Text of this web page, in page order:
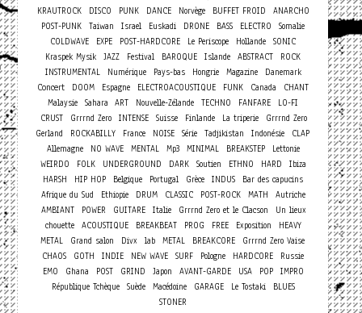
KRAUTROCK
DISCO PUNK DANCE Norvège BUFFET FROID
ANARCHO
POST-PUNK Taiwan Israel Euskadi DRONE BASS ELECTRO
Somalie
COLDWAVE
EXPE POST-HARDCORE Le Periscope Hollande SONIC
Kraspek Mysik JAZZ Festival BAROQUE Islande ABSTRACT
ROCK
INSTRUMENTAL
Numérique Pays-bas Hongrie Magazine Danemark
Concert DOOM Espagne ELECTROACOUSTIQUE FUNK Canada
CHANT
Malaysie Sahara ART Nouvelle-Zélande TECHNO FANFARE
LO-FI
CRUST
Grrrnd Zero INTENSE Suisse Finlande La triperie
Grrrnd Zero
Gerland
ROCKABILLY France NOISE Série Tadjikistan Indonésie
CLAP
Allemagne
NO WAVE MENTAL Mp3 MINIMAL BREAKSTEP
Lettonie
WEIRDO
FOLK UNDERGROUND DARK Soutien ETHNO HARD
Ibiza
HARSH
HIP HOP Belgique Portugal Grèce INDUS
Bar des capucins
Afrique du Sud
Ethiopie DRUM CLASSIC POST-ROCK MATH
Autriche
AMBIANT
POWER GUITARE Italie Grrrnd Zero et le Clacson
Un lieux
chouette
ACOUSTIQUE BREAKBEAT PROG FREE Exposition
HEAVY
METAL
Grand salon Divx lab METAL BREAKCORE
Grrrnd Zero Vaise
CHAOS
GOTH INDIE NEW WAVE SURF Pologne HARDCORE
Russie
EMO
Ghana POST GRIND Japon AVANT-GARDE USA POP
IMPRO
République Tchèque
Suède Macédoine GARAGE Le Tostaki
BLUES
STONER